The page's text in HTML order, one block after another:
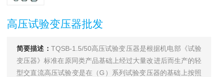
高压试验变压器批发
简要描述： TQSB-1.5/50高压试验变压器是根据机电部《试验
变压器》标准在原同类产品基础上经过大量改进后而生产的轻
型交直流高压试验变是在（G）系列试验变压器的基础上按照